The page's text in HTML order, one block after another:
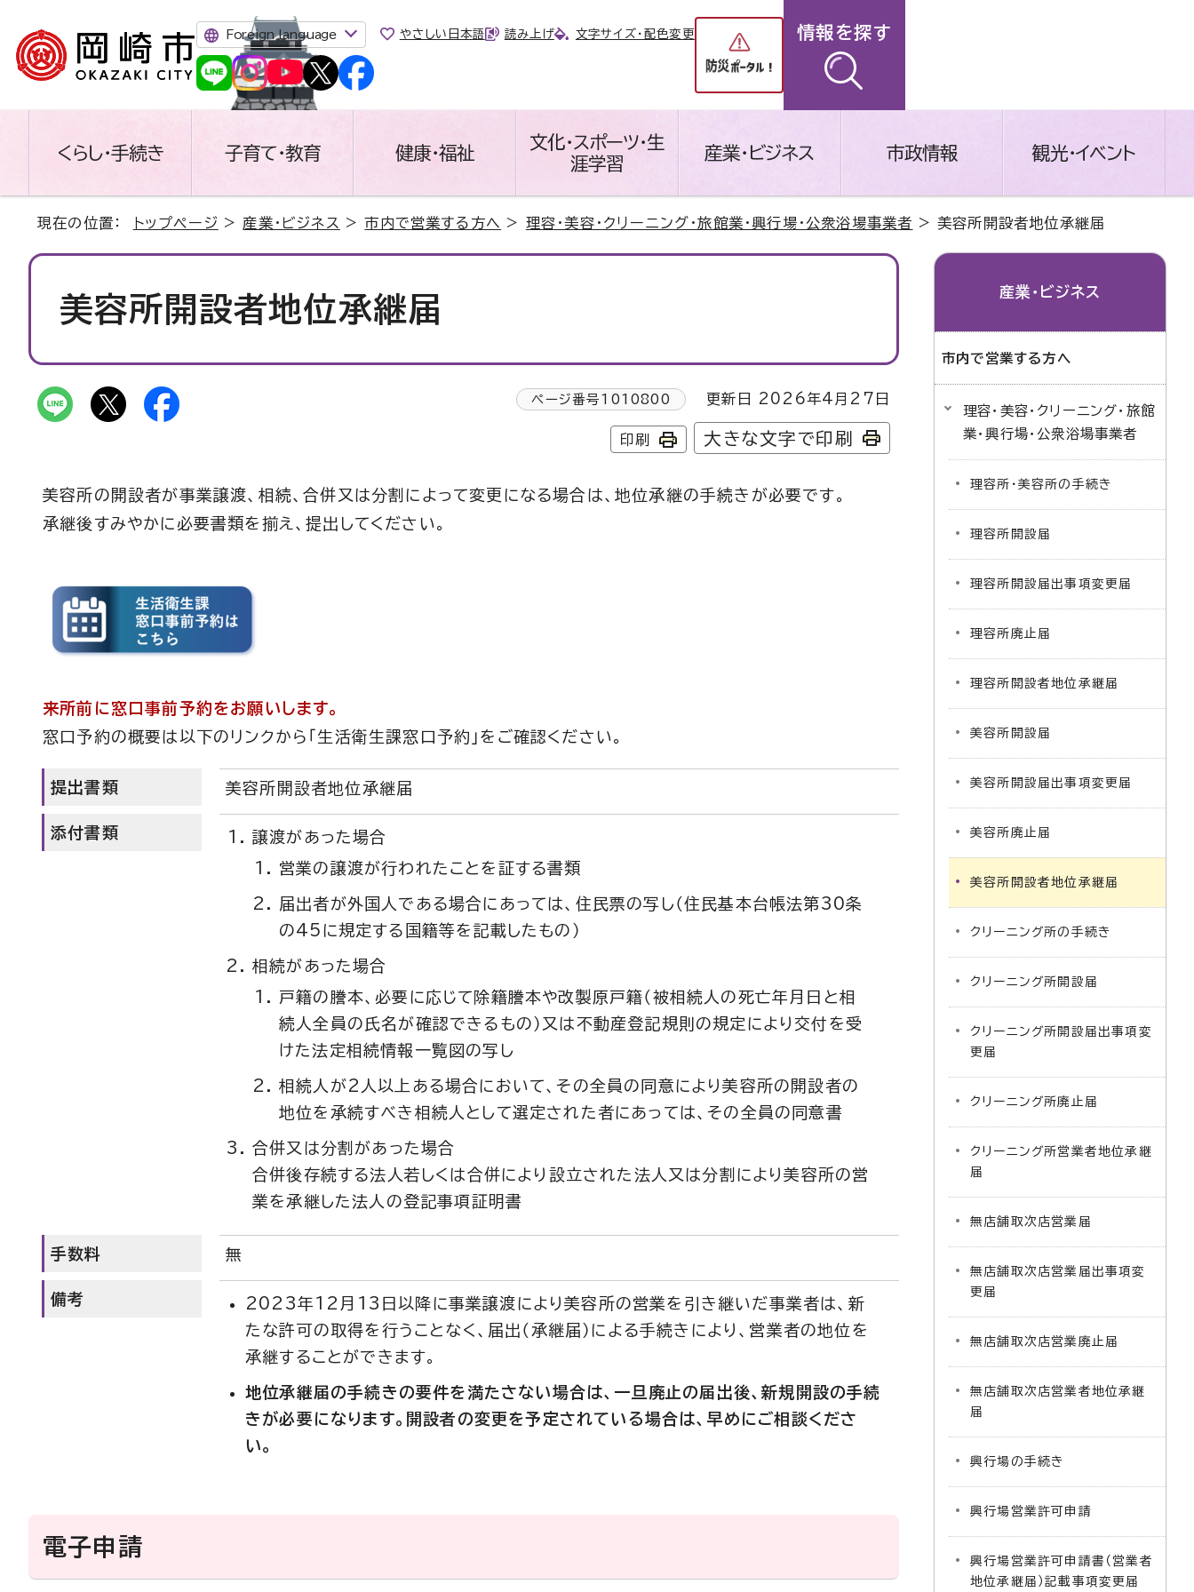
Foreign language やさしい日本語 読み上げ 文字サイズ・配色変更 情報を探す
くらし・手続き 子育て・教育 健康・福祉
文化・スポーツ・生
涯学習
産業・ビジネス 市政情報 観光・イベント
現在の位置： トップページ > 産業・ビジネス >市内で営業する方へ > 理容・美容・クリーニング・旅館業・興行場・公衆浴場事業者 > 美容所開設者地位承継届
美容所開設者地位承継届
ページ番号 1010800 更新日 2026年4月27日
印刷 大きな文字で印刷
美容所の開設者が事業譲渡、相続、合併又は分割によって変更になる場合は、地位承継の手続きが必要です。
承継後すみやかに必要書類を揃え、提出してください。
来所前に窓口事前予約をお願いします。
窓口予約の概要は以下のリンクから「生活衛生課窓口予約」をご確認ください。
提出書類 美容所開設者地位承継届
添付書類
譲渡があった場合
営業の譲渡が行われたことを証する書類
届出者が外国人である場合にあっては、住民票の写し（住民基本台帳法第30条
の45に規定する国籍等を記載したもの）
相続があった場合
戸籍の謄本、必要に応じて除籍謄本や改製原戸籍（被相続人の死亡年月日と相
続人全員の氏名が確認できるもの）又は不動産登記規則の規定により交付を受
けた法定相続情報一覧図の写し
相続人が2人以上ある場合において、その全員の同意により美容所の開設者の
地位を承続すべき相続人として選定された者にあっては、その全員の同意書
合併又は分割があった場合
合併後存続する法人若しくは合併により設立された法人又は分割により美容所の営
業を承継した法人の登記事項証明書
手数料 無
備考
2023年12月13日以降に事業譲渡により美容所の営業を引き継いだ事業者は、新
たな許可の取得を行うことなく、届出（承継届）による手続きにより、営業者の地位を
承継することができます。
地位承継届の手続きの要件を満たさない場合は、一旦廃止の届出後、新規開設の手続
きが必要になります。開設者の変更を予定されている場合は、早めにご相談くださ
い。
電子申請
産業・ビジネス
市内で営業する方へ
理容・美容・クリーニング・旅館
業・興行場・公衆浴場事業者
理容所・美容所の手続き
理容所開設届
理容所開設届出事項変更届
理容所廃止届
理容所開設者地位承継届
美容所開設届
美容所開設届出事項変更届
美容所廃止届
美容所開設者地位承継届
クリーニング所の手続き
クリーニング所開設届
クリーニング所開設届出事項変
更届
クリーニング所廃止届
クリーニング所営業者地位承継
届
無店舗取次店営業届
無店舗取次店営業届出事項変
更届
無店舗取次店営業廃止届
無店舗取次店営業者地位承継
届
興行場の手続き
興行場営業許可申請
興行場営業許可申請書（営業者
地位承継届）記載事項変更届